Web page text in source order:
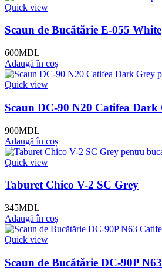
Quick view
Scaun de Bucătărie E-055 White
600MDL
Adaugă în coș
Quick view
Scaun DC-90 N20 Catifea Dark
900MDL
Adaugă în coș
Quick view
Taburet Chico V-2 SC Grey
345MDL
Adaugă în coș
Quick view
Scaun de Bucătărie DC-90P